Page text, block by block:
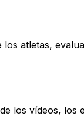
atletas,
los vídeos,